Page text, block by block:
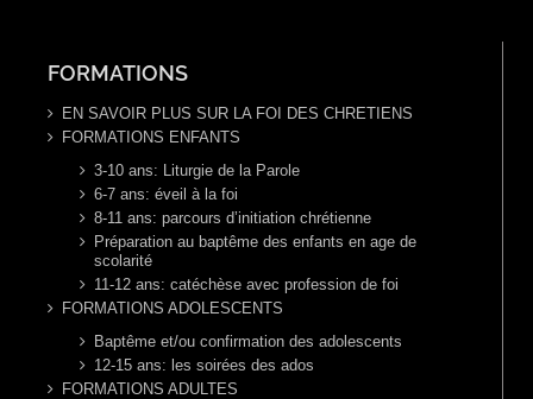
FORMATIONS
EN SAVOIR PLUS SUR LA FOI DES CHRETIENS
FORMATIONS ENFANTS
3-10 ans: Liturgie de la Parole
6-7 ans: éveil à la foi
8-11 ans: parcours d’initiation chrétienne
Préparation au baptême des enfants en age de
scolarité
11-12 ans: catéchèse avec profession de foi
FORMATIONS ADOLESCENTS
Baptême et/ou confirmation des adolescents
12-15 ans: les soirées des ados
FORMATIONS ADULTES